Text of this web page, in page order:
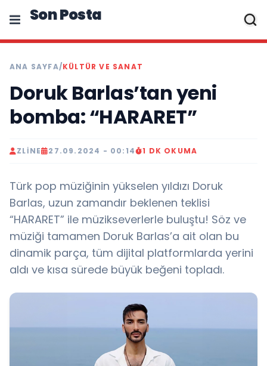
Son Posta
ANA SAYFA/KÜLTÜR VE SANAT
Doruk Barlas’tan yeni
bomba: “HARARET”
ZLINE 27.09.2024 - 00:14 1 DK OKUMA
Türk pop müziğinin yükselen yıldızı Doruk
Barlas, uzun zamandır beklenen teklisi
“HARARET” ile müzikseverlerle buluştu! Söz ve
müziği tamamen Doruk Barlas’a ait olan bu
dinamik parça, tüm dijital platformlarda yerini
aldı ve kısa sürede büyük beğeni topladı.